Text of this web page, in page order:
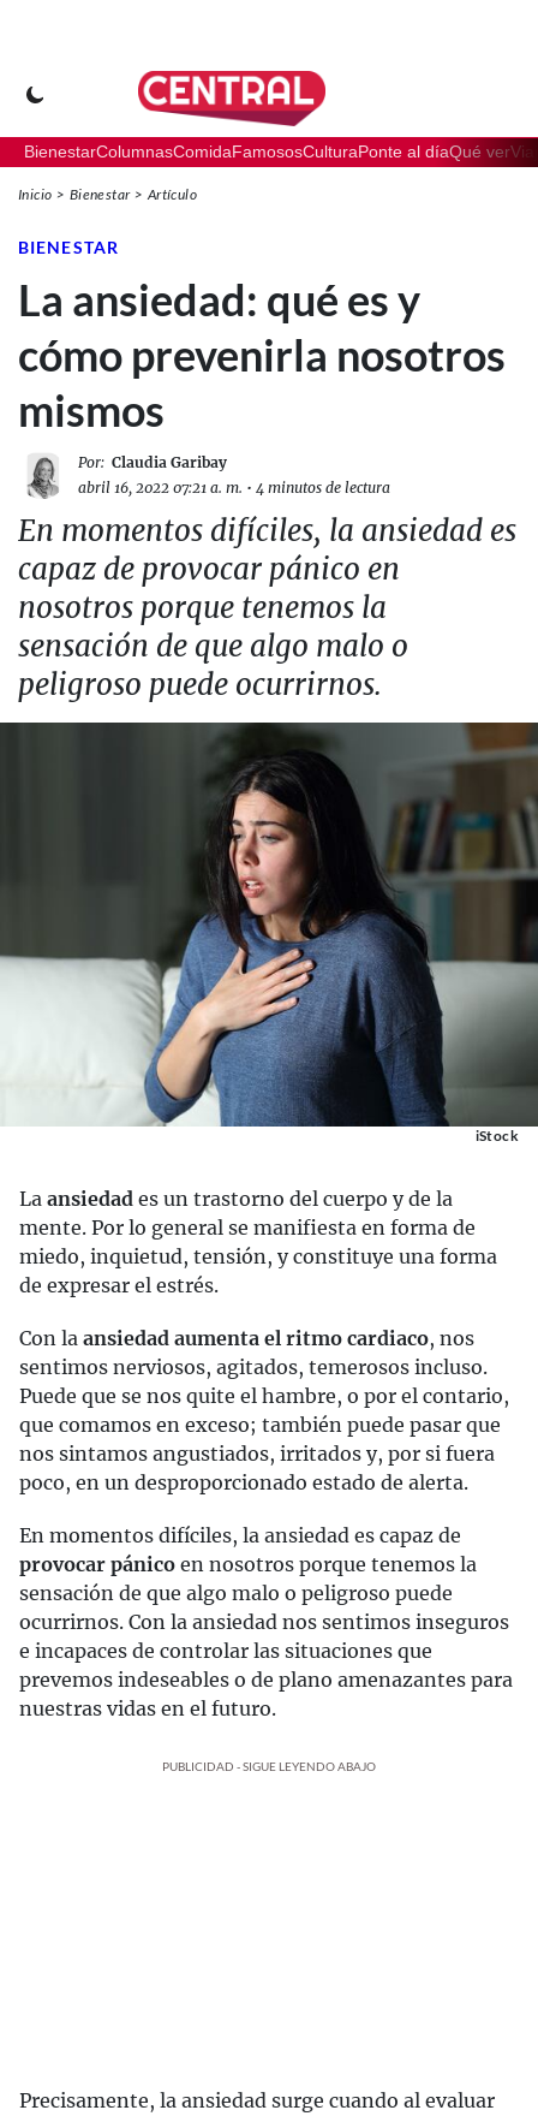
BienestarColumnasComidaFamososCulturaPonte al díaQué ver
Inicio Bienestar Artículo
BIENESTAR
La ansiedad: qué es y
cómo prevenirla nosotros
mismos
Por: Claudia Garibay
abril 16, 2022 07:21 a. m. • 4 minutos de lectura
En momentos difíciles, la ansiedad es
capaz de provocar pánico en
nosotros porque tenemos la
sensación de que algo malo o
peligroso puede ocurrirnos.
iStock
La ansiedad es un trastorno del cuerpo y de la
mente. Por lo general se manifiesta en forma de
miedo, inquietud, tensión, y constituye una forma
de expresar el estrés.
Con la ansiedad aumenta el ritmo cardiaco, nos
sentimos nerviosos, agitados, temerosos incluso.
Puede que se nos quite el hambre, o por el contario,
que comamos en exceso; también puede pasar que
nos sintamos angustiados, irritados y, por si fuera
poco, en un desproporcionado estado de alerta.
En momentos difíciles, la ansiedad es capaz de
provocar pánico en nosotros porque tenemos la
sensación de que algo malo o peligroso puede
ocurrirnos. Con la ansiedad nos sentimos inseguros
e incapaces de controlar las situaciones que
prevemos indeseables o de plano amenazantes para
nuestras vidas en el futuro.
PUBLICIDAD - SIGUE LEYENDO ABAJO
Precisamente, la ansiedad surge cuando al evaluar